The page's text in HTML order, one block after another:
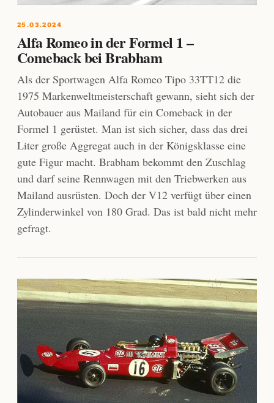
25.03.2024
Alfa Romeo in der Formel 1 –
Comeback bei Brabham
Als der Sportwagen Alfa Romeo Tipo 33TT12 die
1975 Markenweltmeisterschaft gewann, sieht sich der
Autobauer aus Mailand für ein Comeback in der
Formel 1 gerüstet. Man ist sich sicher, dass das drei
Liter große Aggregat auch in der Königsklasse eine
gute Figur macht. Brabham bekommt den Zuschlag
und darf seine Rennwagen mit den Triebwerken aus
Mailand ausrüsten. Doch der V12 verfügt über einen
Zylinderwinkel von 180 Grad. Das ist bald nicht mehr
gefragt.